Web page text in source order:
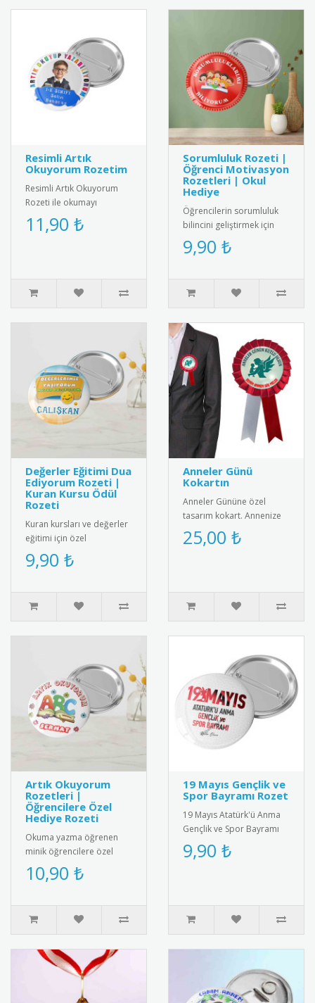
Resimli Artık
Okuyorum Rozetim
Resimli Artık Okuyorum
Rozeti ile okumayı
öğrenen çocukları motive
edin. Renkli ve özel
11,90 ₺
Sorumluluk Rozeti |
Öğrenci Motivasyon
Rozetleri | Okul
Hediye
Öğrencilerin sorumluluk
bilincini geliştirmek için
özel tasarlanmış
motivasyon rozeti. Kaliteli
9,90 ₺
Değerler Eğitimi Dua
Ediyorum Rozeti |
Kuran Kursu Ödül
Rozeti
Kuran kursları ve değerler
eğitimi için özel
tasarlanmış "Dua
Ediyorum" rozeti. Metal
9,90 ₺
Anneler Günü
Kokartın
Anneler Gününe özel
tasarım kokart. Annenize
sevginizi göstermek için
harika bir hediye
25,00 ₺
Artık Okuyorum
Rozetleri |
Öğrencilere Özel
Hediye Rozeti
Okuma yazma öğrenen
minik öğrencilere özel
olarak tasarlanmış "Artık
Okuyorum" rozetleri ile bu
10,90 ₺
19 Mayıs Gençlik ve
Spor Bayramı Rozet
19 Mayıs Atatürk'ü Anma
Gençlik ve Spor Bayramı
için özel tasarlanmış
kaliteli metal rozet. Türk
9,90 ₺